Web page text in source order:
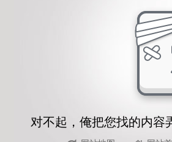
对不起，俺把您找的内容